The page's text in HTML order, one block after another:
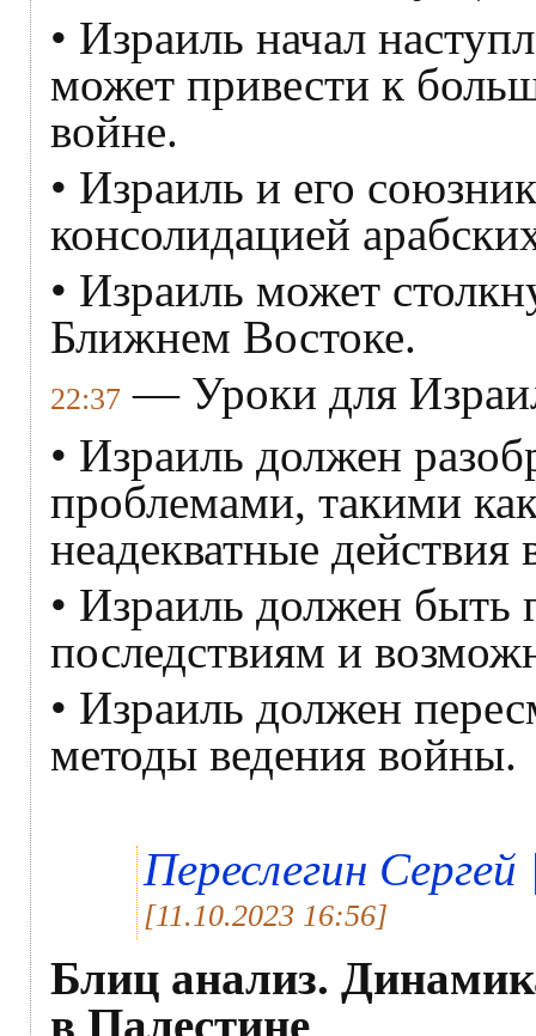
• Израиль начал
может привести к
войне.
• Израиль и его
консолидацией
• Израиль может
Ближнем Востоке.
22:37 — Уроки для
• Израиль должен
проблемами, такими
неадекватные
• Израиль должен быть
последствиям и
• Израиль должен
методы ведения войны.
Переслегин
[11.10.2023 16:56]
Блиц анализ.
в Палестине